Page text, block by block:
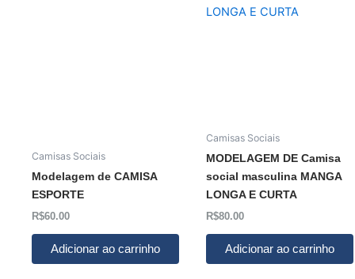
Camisas Sociais
Modelagem de CAMISA
ESPORTE
R$60.00
Adicionar ao carrinho
Camisas Sociais
MODELAGEM DE Camisa
social masculina MANGA
LONGA E CURTA
R$80.00
Adicionar ao carrinho